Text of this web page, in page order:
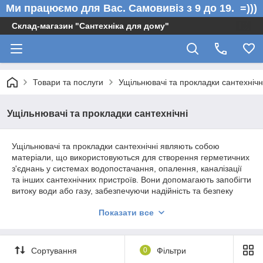
Ми працюємо для Вас. Самовивіз з 9 до 19. =)))
Склад-магазин "Сантехніка для дому"
Товари та послуги Ущільнювачі та прокладки
Ущільнювачі та прокладки сантехнічні
Ущільнювачі та прокладки сантехнічні являють собою
матеріали, що використовуються для створення герметичних
з'єднань у системах водопостачання, опалення, каналізації
та інших сантехнічних пристроїв. Вони допомагають запобігти
витоку води або газу, забезпечуючи надійність та безпеку
Існує кілька типів ущільнювачів та прокладок:
Гумові ущільнювачі:Зазвичай виготовляються із
гуми або силікону та використовуються для ущільнення
з'єднань у трубопроводах, кранах, зливних системах та
Показати все
Сортування 0 Фільтри